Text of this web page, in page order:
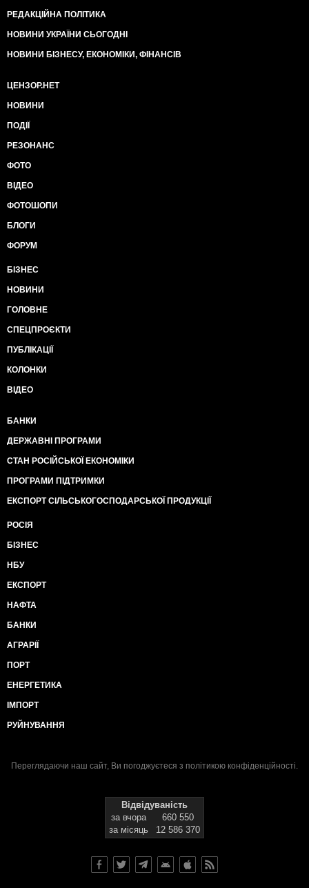
РЕДАКЦІЙНА ПОЛІТИКА
НОВИНИ УКРАЇНИ СЬОГОДНІ
НОВИНИ БІЗНЕСУ, ЕКОНОМІКИ, ФІНАНСІВ
ЦЕНЗОР.НЕТ
НОВИНИ
ПОДІЇ
РЕЗОНАНС
ФОТО
ВІДЕО
ФОТОШОПИ
БЛОГИ
ФОРУМ
БІЗНЕС
НОВИНИ
ГОЛОВНЕ
СПЕЦПРОЄКТИ
ПУБЛІКАЦІЇ
КОЛОНКИ
ВІДЕО
БАНКИ
ДЕРЖАВНІ ПРОГРАМИ
СТАН РОСІЙСЬКОЇ ЕКОНОМІКИ
ПРОГРАМИ ПІДТРИМКИ
ЕКСПОРТ СІЛЬСЬКОГОСПОДАРСЬКОЇ ПРОДУКЦІЇ
РОСІЯ
БІЗНЕС
НБУ
ЕКСПОРТ
НАФТА
БАНКИ
АГРАРІЇ
ПОРТ
ЕНЕРГЕТИКА
ІМПОРТ
РУЙНУВАННЯ
Переглядаючи наш сайт, Ви погоджуєтеся з політикою конфіденційності.
Відвідуваність
за вчора
660 550
за місяць
12 586 370